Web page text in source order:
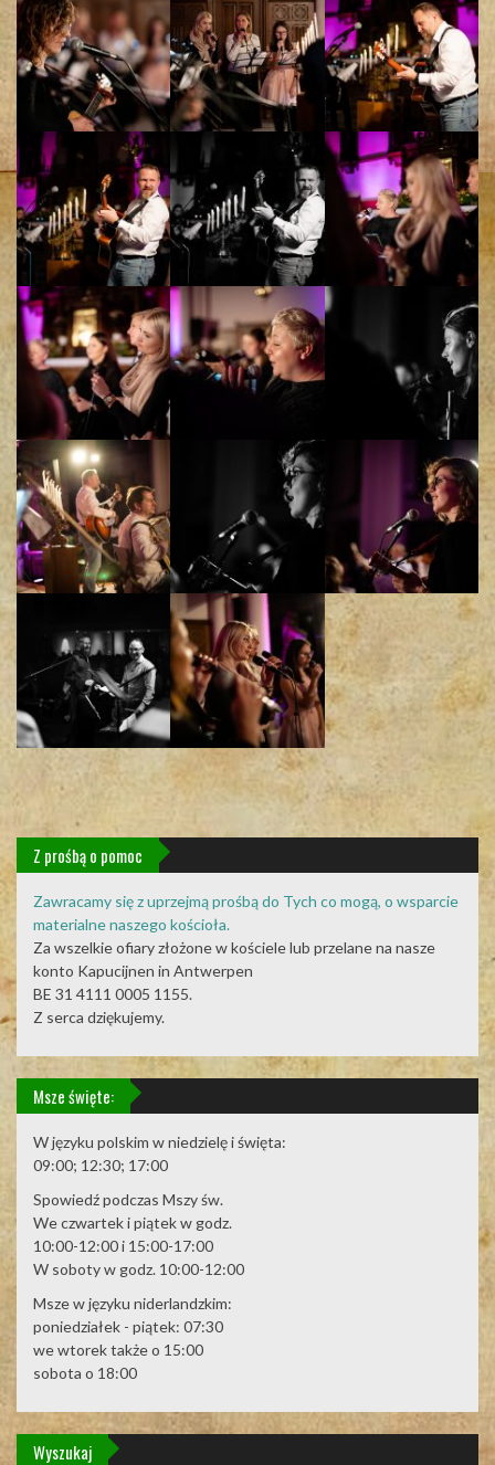
Z prośbą o pomoc
Zawracamy się z uprzejmą prośbą do Tych co mogą, o wsparcie
materialne naszego kościoła.
Za wszelkie ofiary złożone w kościele lub przelane na nasze
konto Kapucijnen in Antwerpen
BE 31 4111 0005 1155.
Z serca dziękujemy.
Msze święte:
W języku polskim w niedzielę i święta:
09:00; 12:30; 17:00
Spowiedź podczas Mszy św.
We czwartek i piątek w godz.
10:00-12:00 i 15:00-17:00
W soboty w godz. 10:00-12:00
Msze w języku niderlandzkim:
poniedziałek - piątek: 07:30
we wtorek także o 15:00
sobota o 18:00
Wyszukaj